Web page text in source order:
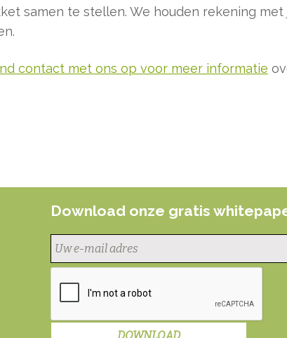
samen te stellen. We houden rekening
contact met ons op voor meer informatie
Download onze gratis